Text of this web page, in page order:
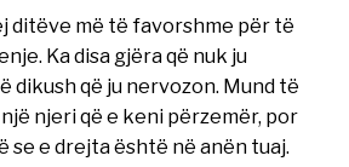
ditëve më të favorshme për të
Ka disa gjëra që nuk ju
dikush që ju nervozon. Mund të
njeri që e keni përzemër, por
se e drejta është në anën tuaj.